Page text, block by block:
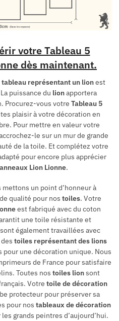
votre Tableau 5
dès maintenant.
tableau représentant un lionest
puissance du lionapportera
Procurez-vous votre Tableau 5
plaisir à votre décoration en
Pour mettre en valeur votre
le sur un mur de grande
de la toile. Et complétez votre
pour encore plus apprécier
Lion Lionne.
un point d’honneur à
qualité pour nos toiles. Votre
est fabriqué avec du coton
une toile résistante et
également travaillées avec
toiles représentant des lions
une décoration unique. Nous
de France pour satisfaire
Toutes nos toiles lionsont
Votre toile de décoration
protecteur pour préserver sa
pour nos tableaux de décoration
grands peintres d’aujourd’hui.